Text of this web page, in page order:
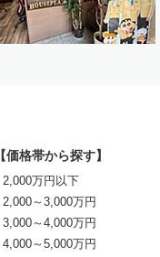
【価格帯から探す】
2,000万円以下
2,000～3,000万円
3,000～4,000万円
4,000～5,000万円